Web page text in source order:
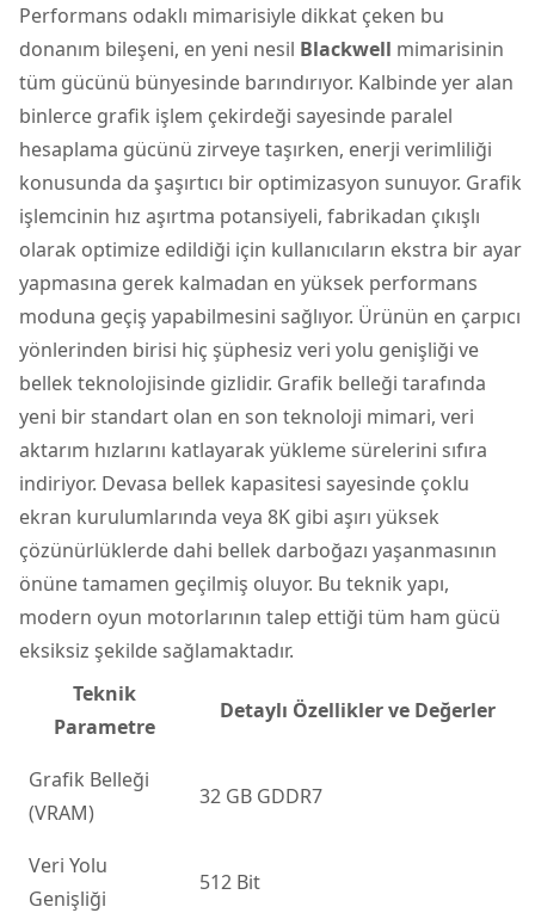
Performans odaklı mimarisiyle dikkat çeken bu
donanım bileşeni, en yeni nesil Blackwell mimarisinin
tüm gücünü bünyesinde barındırıyor. Kalbinde yer alan
binlerce grafik işlem çekirdeği sayesinde paralel
hesaplama gücünü zirveye taşırken, enerji verimliliği
konusunda da şaşırtıcı bir optimizasyon sunuyor. Grafik
işlemcinin hız aşırtma potansiyeli, fabrikadan çıkışlı
olarak optimize edildiği için kullanıcıların ekstra bir ayar
yapmasına gerek kalmadan en yüksek performans
moduna geçiş yapabilmesini sağlıyor. Ürünün en çarpıcı
yönlerinden birisi hiç şüphesiz veri yolu genişliği ve
bellek teknolojisinde gizlidir. Grafik belleği tarafında
yeni bir standart olan en son teknoloji mimari, veri
aktarım hızlarını katlayarak yükleme sürelerini sıfıra
indiriyor. Devasa bellek kapasitesi sayesinde çoklu
ekran kurulumlarında veya 8K gibi aşırı yüksek
çözünürlüklerde dahi bellek darboğazı yaşanmasının
önüne tamamen geçilmiş oluyor. Bu teknik yapı,
modern oyun motorlarının talep ettiği tüm ham gücü
eksiksiz şekilde sağlamaktadır.
Teknik
Parametre
Detaylı Özellikler ve Değerler
Grafik Belleği
(VRAM)
32 GB GDDR7
Veri Yolu
Genişliği
512 Bit